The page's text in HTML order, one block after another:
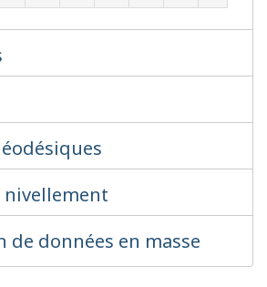
nivellement
de données en masse